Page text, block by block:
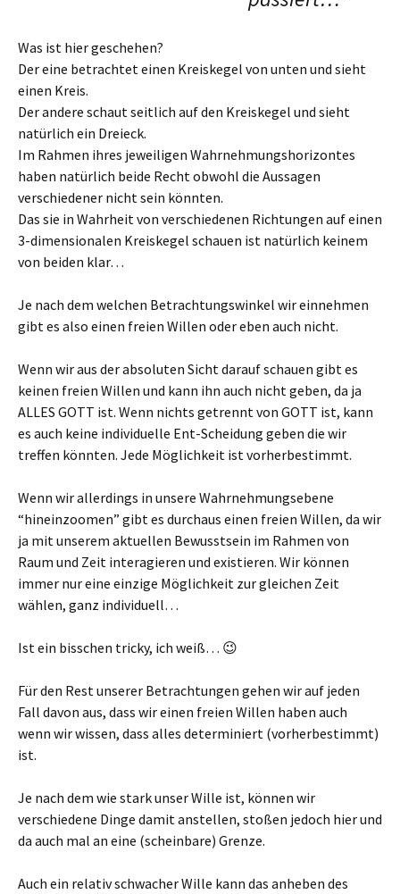
Was ist hier geschehen?
Der eine betrachtet einen Kreiskegel von unten und sieht
einen Kreis.
Der andere schaut seitlich auf den Kreiskegel und sieht
natürlich ein Dreieck.
Im Rahmen ihres jeweiligen Wahrnehmungshorizontes
haben natürlich beide Recht obwohl die Aussagen
verschiedener nicht sein könnten.
Das sie in Wahrheit von verschiedenen Richtungen auf einen
3-dimensionalen Kreiskegel schauen ist natürlich keinem
von beiden klar…
Je nach dem welchen Betrachtungswinkel wir einnehmen
gibt es also einen freien Willen oder eben auch nicht.
Wenn wir aus der absoluten Sicht darauf schauen gibt es
keinen freien Willen und kann ihn auch nicht geben, da ja
ALLES GOTT ist. Wenn nichts getrennt von GOTT ist, kann
es auch keine individuelle Ent-Scheidung geben die wir
treffen könnten. Jede Möglichkeit ist vorherbestimmt.
Wenn wir allerdings in unsere Wahrnehmungsebene
“hineinzoomen” gibt es durchaus einen freien Willen, da wir
ja mit unserem aktuellen Bewusstsein im Rahmen von
Raum und Zeit interagieren und existieren. Wir können
immer nur eine einzige Möglichkeit zur gleichen Zeit
wählen, ganz individuell…
Ist ein bisschen tricky, ich weiß… 😉
Für den Rest unserer Betrachtungen gehen wir auf jeden
Fall davon aus, dass wir einen freien Willen haben auch
wenn wir wissen, dass alles determiniert (vorherbestimmt)
ist.
Je nach dem wie stark unser Wille ist, können wir
verschiedene Dinge damit anstellen, stoßen jedoch hier und
da auch mal an eine (scheinbare) Grenze.
Auch ein relativ schwacher Wille kann das anheben des